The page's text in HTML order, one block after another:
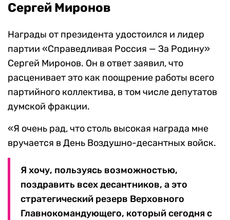
Сергей Миронов
Награды от президента удостоился и лидер
партии «Справедливая Россия — За Родину»
Сергей Миронов. Он в ответ заявил, что
расценивает это как поощрение работы всего
партийного коллектива, в том числе депутатов
думской фракции.
«Я очень рад, что столь высокая награда мне
вручается в День Воздушно-десантных войск.
Я хочу, пользуясь возможностью,
поздравить всех десантников, а это
стратегический резерв Верховного
Главнокомандующего, который сегодня с